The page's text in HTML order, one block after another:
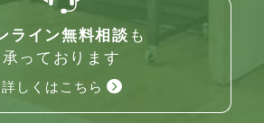
ライン無料相談 も
承っております
詳しくはこちら